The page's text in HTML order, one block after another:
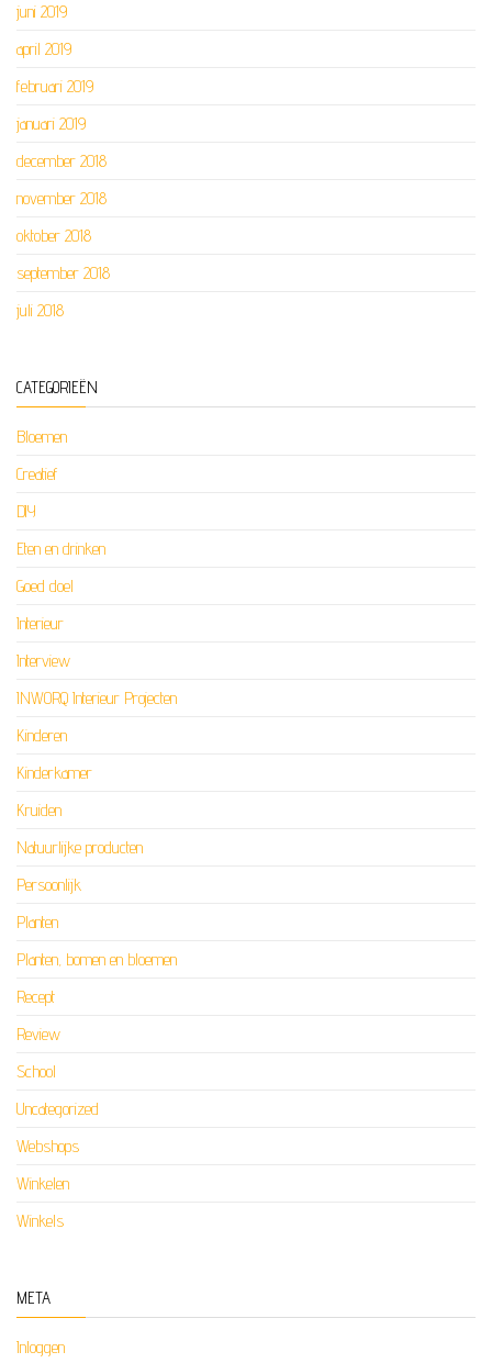
juni 2019
april 2019
februari 2019
januari 2019
december 2018
november 2018
oktober 2018
september 2018
juli 2018
CATEGORIEËN
Bloemen
Creatief
DIY
Eten en drinken
Goed doel
Interieur
Interview
INWORQ Interieur Projecten
Kinderen
Kinderkamer
Kruiden
Natuurlijke producten
Persoonlijk
Planten
Planten, bomen en bloemen
Recept
Review
School
Uncategorized
Webshops
Winkelen
Winkels
META
Inloggen